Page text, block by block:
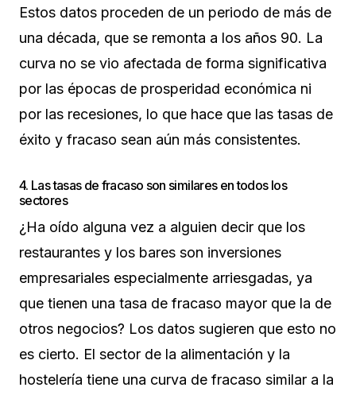
Estos datos proceden de un periodo de más de
una década, que se remonta a los años 90. La
curva no se vio afectada de forma significativa
por las épocas de prosperidad económica ni
por las recesiones, lo que hace que las tasas de
éxito y fracaso sean aún más consistentes.
4. Las tasas de fracaso son similares en todos los
sectores
¿Ha oído alguna vez a alguien decir que los
restaurantes y los bares son inversiones
empresariales especialmente arriesgadas, ya
que tienen una tasa de fracaso mayor que la de
otros negocios? Los datos sugieren que esto no
es cierto. El sector de la alimentación y la
hostelería tiene una curva de fracaso similar a la